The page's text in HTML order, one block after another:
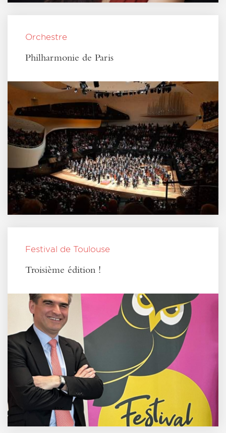
Orchestre
Philharmonie de Paris
Festival de Toulouse
Troisième édition !